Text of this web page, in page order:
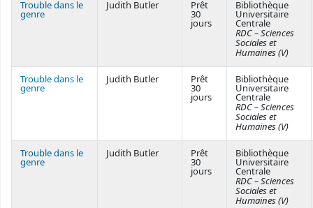
Trouble dans le
genre
Judith Butler Prêt
30
jours
Bibliothèque
Universitaire
Centrale
RDC – Sciences
Sociales et
Humaines (V)
Trouble dans le
genre
Judith Butler Prêt
30
jours
Bibliothèque
Universitaire
Centrale
RDC – Sciences
Sociales et
Humaines (V)
Trouble dans le
genre
Judith Butler Prêt
30
jours
Bibliothèque
Universitaire
Centrale
RDC – Sciences
Sociales et
Humaines (V)